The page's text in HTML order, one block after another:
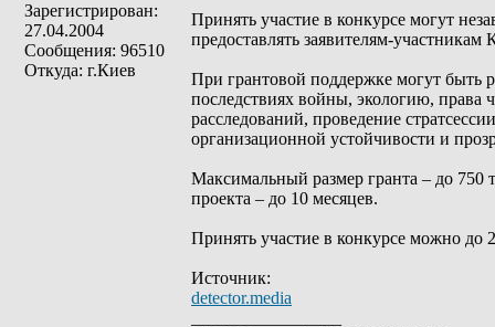
Зарегистрирован:
27.04.2004
Сообщения: 96510
Откуда: г.Киев
Принять участие в конкурсе могут
предоставлять заявителям-
При грантовой поддержке могут быть
последствиях войны, экологию, права
расследований, проведение
организационной устойчивости и
Максимальный размер гранта – до 750
проекта – до 10 месяцев.
Принять участие в конкурсе можно до
Источник:
detector.media